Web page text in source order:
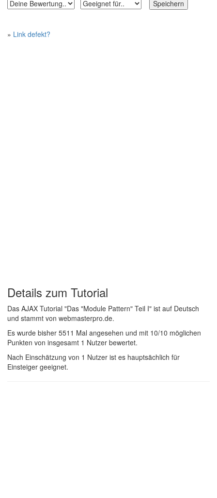
» Link defekt?
Details zum Tutorial
Das AJAX Tutorial "Das "Module Pattern" Teil I" ist auf Deutsch
und stammt von webmasterpro.de.
Es wurde bisher 5511 Mal angesehen und mit 10/10 möglichen
Punkten von insgesamt 1 Nutzer bewertet.
Nach Einschätzung von 1 Nutzer ist es hauptsächlich für
Einsteiger geeignet.